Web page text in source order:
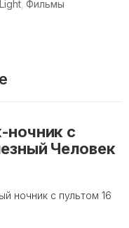
,Фильмы
ночник с
Человек
ночник с пультом 16